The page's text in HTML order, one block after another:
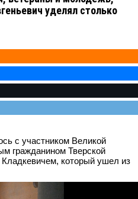
уделял столько
с участником Великой
гражданином Тверской
который ушел из